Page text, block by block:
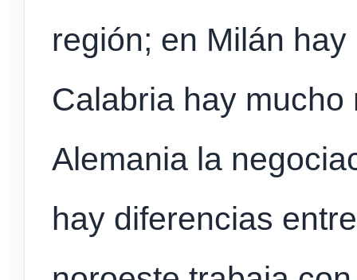
región; en Milán
Calabria hay
Alemania la
hay diferencias